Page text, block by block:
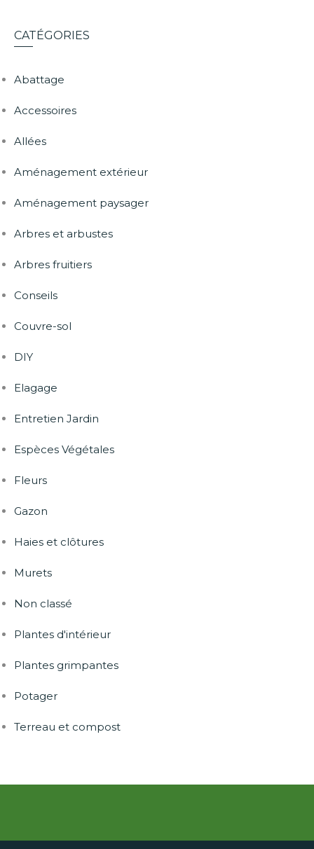
CATÉGORIES
Abattage
Accessoires
Allées
Aménagement extérieur
Aménagement paysager
Arbres et arbustes
Arbres fruitiers
Conseils
Couvre-sol
DIY
Elagage
Entretien Jardin
Espèces Végétales
Fleurs
Gazon
Haies et clôtures
Murets
Non classé
Plantes d'intérieur
Plantes grimpantes
Potager
Terreau et compost